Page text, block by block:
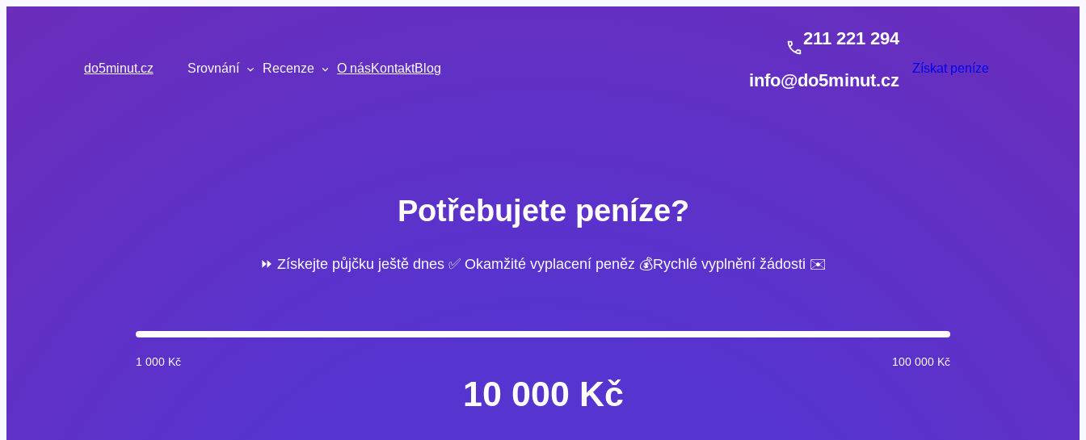
do5minut.cz
Srovnání Recenze O násKontaktBlog
211 221 294
info@do5minut.cz
Získat peníze
Potřebujete peníze?
⏩ Získejte půjčku ještě dnes ✅ Okamžité vyplacení peněz 💰Rychlé vyplnění žádosti ✉️
1 000 Kč 100 000 Kč
10 000 Kč